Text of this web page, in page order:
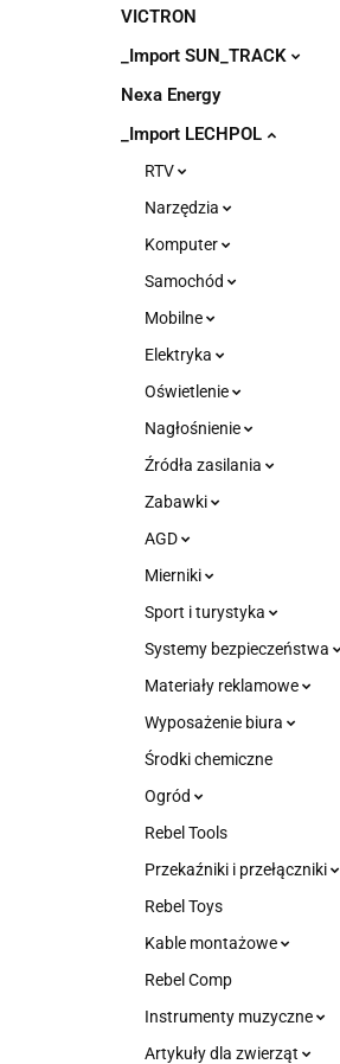
VICTRON
_Import SUN_TRACK
Nexa Energy
_Import LECHPOL
RTV
Narzędzia
Komputer
Samochód
Mobilne
Elektryka
Oświetlenie
Nagłośnienie
Źródła zasilania
Zabawki
AGD
Mierniki
Sport i turystyka
Systemy bezpieczeństwa
Materiały reklamowe
Wyposażenie biura
Środki chemiczne
Ogród
Rebel Tools
Przekaźniki i przełączniki
Rebel Toys
Kable montażowe
Rebel Comp
Instrumenty muzyczne
Artykuły dla zwierząt